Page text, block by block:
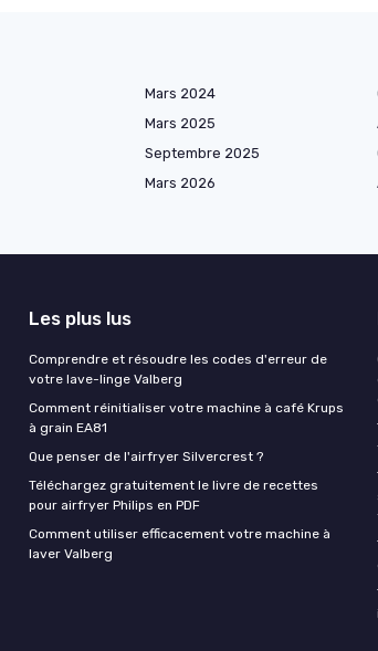
Mars 2024
Mars 2025
Septembre 2025
Mars 2026
Les plus lus
Comprendre et résoudre les codes d'erreur de
votre lave-linge Valberg
Comment réinitialiser votre machine à café Krups
à grain EA81
Que penser de l'airfryer Silvercrest ?
Téléchargez gratuitement le livre de recettes
pour airfryer Philips en PDF
Comment utiliser efficacement votre machine à
laver Valberg